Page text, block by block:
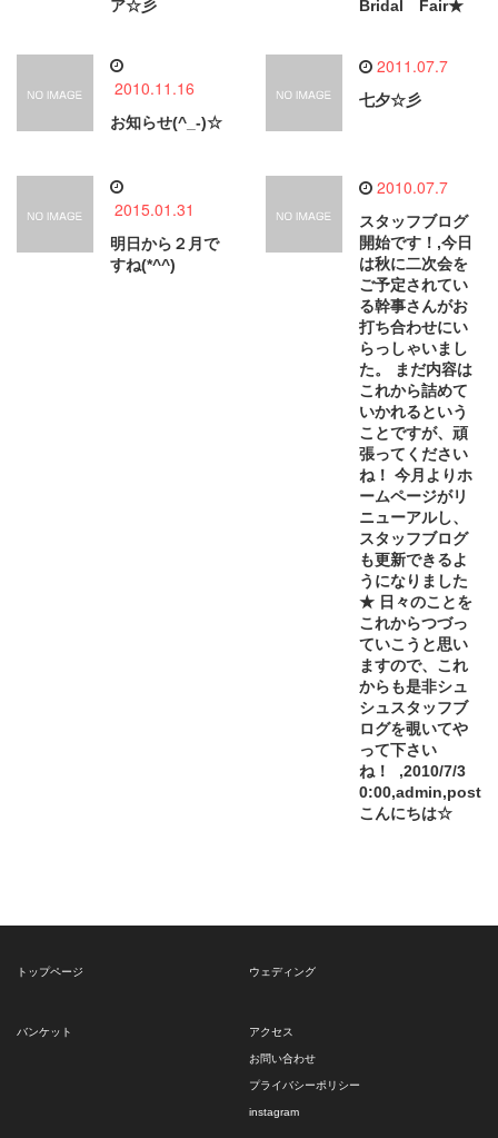
ア☆彡
Bridal Fair★
2010.11.16
お知らせ(^_-)☆
2011.07.7
七夕☆彡
2015.01.31
明日から２月で
すね(*^^)
2010.07.7
スタッフブログ
開始です！,今日
は秋に二次会を
ご予定されてい
る幹事さんがお
打ち合わせにい
らっしゃいまし
た。 まだ内容は
これから詰めて
いかれるという
ことですが、頑
張ってください
ね！ 今月よりホ
ームページがリ
ニューアルし、
スタッフブログ
も更新できるよ
うになりました
★ 日々のことを
これからつづっ
ていこうと思い
ますので、これ
からも是非シュ
シュスタッフブ
ログを覗いてや
って下さい
ね！ ,2010/7/3
0:00,admin,post
こんにちは☆
トップページ ウェディング
バンケット アクセス
お問い合わせ
プライバシーポリシー
instagram